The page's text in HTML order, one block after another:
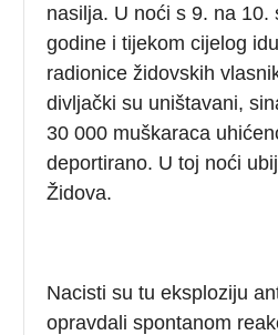
nasilja. U noći s 9. na 10.
godine i tijekom cijelog
radionice židovskih
divljački su uništavani,
30 000 muškaraca
deportirano. U toj noći
Židova.
Nacisti su tu eksploziju
opravdali spontanom